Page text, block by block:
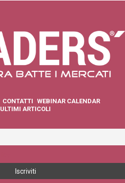
CONTATTI WEBINAR CALENDAR
ULTIMI ARTICOLI